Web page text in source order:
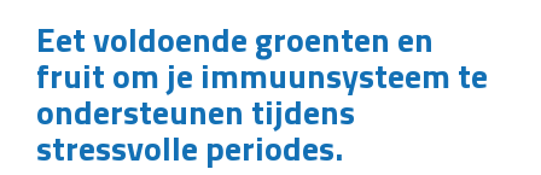
Eet voldoende groenten en
fruit om je immuunsysteem te
ondersteunen tijdens
stressvolle periodes.